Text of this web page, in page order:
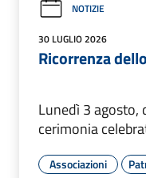
NOTIZIE
30 LUGLIO 2026
Ricorrenza
Lunedì 3 agosto,
cerimonia
Associazioni